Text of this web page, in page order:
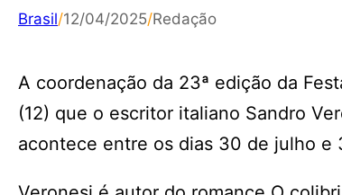
Brasil/12/04/2025/Redação
A coordenação da 23ª edição da
(12) que o escritor italiano Sandro
acontece entre os dias 30 de julho e